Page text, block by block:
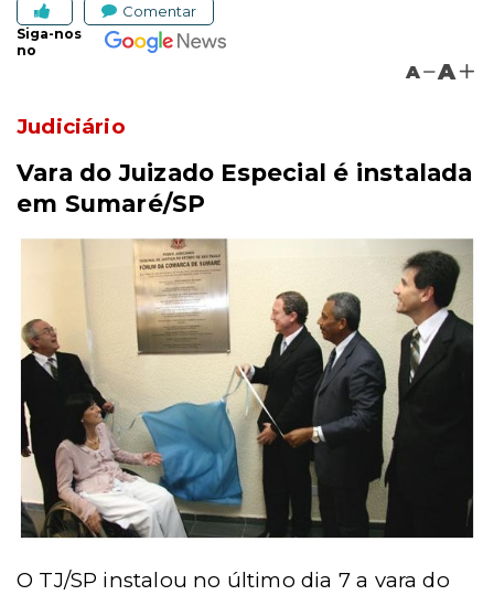
Comentar
Siga-nos
no
A A
Judiciário
Vara do Juizado Especial é instalada
em Sumaré/SP
O TJ/SP instalou no último dia 7 a vara do